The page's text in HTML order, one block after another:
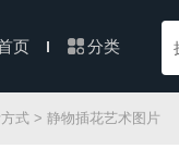
页 分类
式 > 静物插花艺术图片